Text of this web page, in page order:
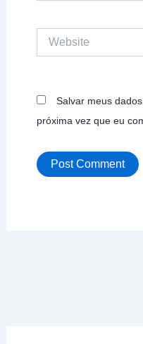
Website
Salvar meus
próxima vez que eu